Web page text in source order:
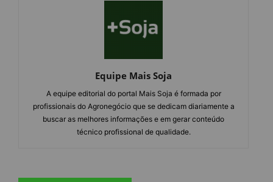
Equipe Mais Soja
A equipe editorial do portal Mais Soja é formada por
profissionais do Agronegócio que se dedicam diariamente a
buscar as melhores informações e em gerar conteúdo
técnico profissional de qualidade.